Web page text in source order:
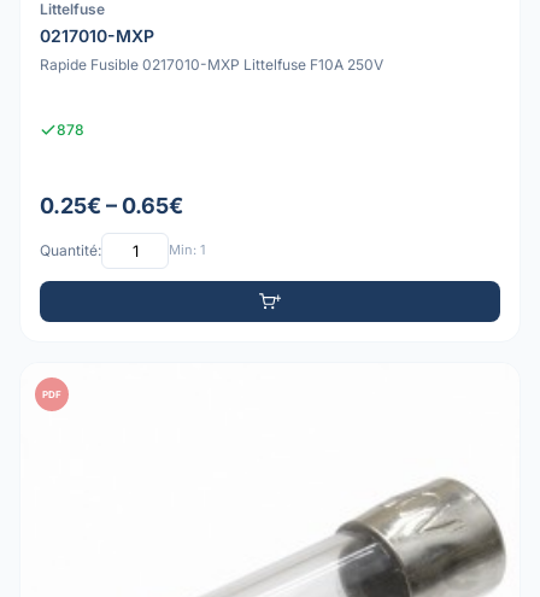
Littelfuse
0217010-MXP
Rapide Fusible 0217010-MXP Littelfuse F10A 250V
878
0.25€ – 0.65€
Quantité: Min: 1
PDF